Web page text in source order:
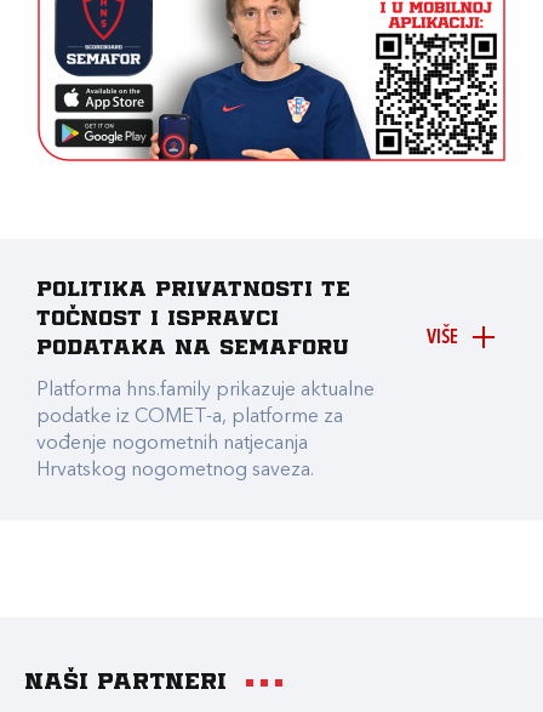
VIŠE
Politika privatnosti te
točnost i ispravci
podataka na Semaforu
Platforma hns.family prikazuje aktualne
podatke iz COMET-a, platforme za
vođenje nogometnih natjecanja
Hrvatskog nogometnog saveza.
Naši partneri